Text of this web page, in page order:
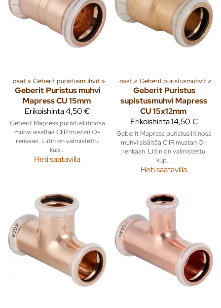
Kupariputket ja osat‪» Geberit puristusmuhvit‪»
Geberit Puristus muhvi
Mapress CU 15mm
Erikoishinta4,50 €
Geberit Mapress puristusliitinosa
muhvi sisältää CIIR mustan O-
renkaan. Liitin on valmistettu
kup...
Heti saatavilla
‪»Putket ja liittimet‪» Kupariputket ja osat‪» Geberit puristusmuhvit‪»
Geberit Puristus
supistusmuhvi Mapress
CU 15x12mm
Erikoishinta14,50 €
Geberit Mapress puristusliitinosa
muhvi sisältää CIIR mustan O-
renkaan. Liitin on valmistettu
kup...
Heti saatavilla